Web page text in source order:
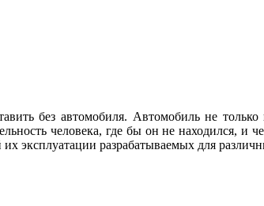
без автомобиля. Автомобиль не
человека, где бы он не находился,
эксплуатации разрабатываемых для